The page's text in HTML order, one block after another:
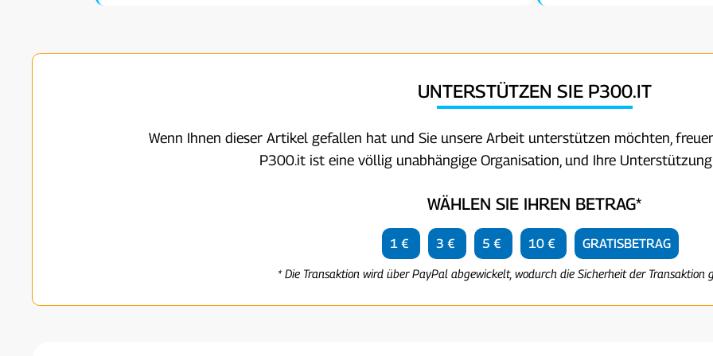
UNTERSTÜTZEN SIE P300.IT
Wenn Ihnen dieser Artikel gefallen hat und Sie unsere Arbeit unterstützen möchten,
P300.it ist eine völlig unabhängige Organisation, und Ihre
WÄHLEN SIE IHREN BETRAG*
1 € 3 € 5 € 10 € GRATISBETRAG
* Die Transaktion wird über PayPal abgewickelt, wodurch die Sicherheit der Transaktion